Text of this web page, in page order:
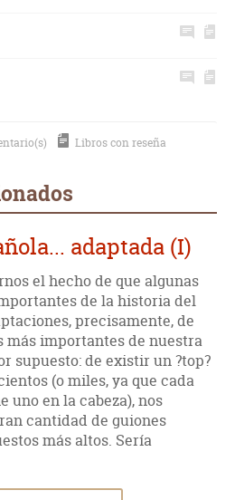
Libros con reseña
adaptada (I)
el hecho de que algunas
de la historia del
precisamente, de
más importantes de nuestra
supuesto: de existir un ?top?
(o miles, ya que cada
uno en la cabeza), nos
cantidad de guiones
más altos. Sería